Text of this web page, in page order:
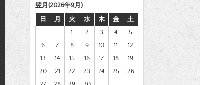
翌月(2026年9月)
日
月 火 水 木 金
土
1
2 3 4
5
6
7 8 9 10 11
12
13
14 15 16 17 18
19
20
21 22 23 24 25
26